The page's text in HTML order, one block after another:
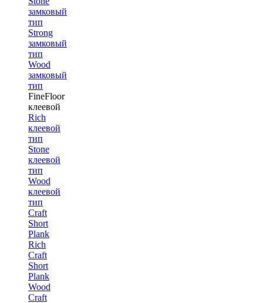
замковый
тип
Strong
замковый
тип
Wood
замковый
тип
FineFloor
клеевой
Rich
клеевой
тип
Stone
клеевой
тип
Wood
клеевой
тип
Craft
Short
Plank
Rich
Craft
Short
Plank
Wood
Craft